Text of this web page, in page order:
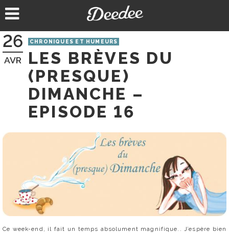
au
26
AVR
CHRONIQUES ET HUMEURS
LES BRÈVES DU
(PRESQUE)
DIMANCHE –
EPISODE 16
Ce week-end, il fait un temps absolument magnifique.. J’espère bien